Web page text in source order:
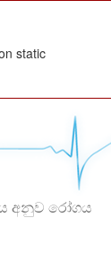
static
අනුව රෝගය